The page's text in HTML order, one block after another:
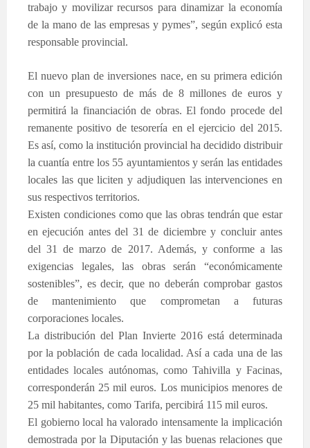
trabajo y movilizar recursos para dinamizar la economía
de la mano de las empresas y pymes”, según explicó esta
responsable provincial.
El nuevo plan de inversiones nace, en su primera edición
con un presupuesto de más de 8 millones de euros y
permitirá la financiación de obras. El fondo procede del
remanente positivo de tesorería en el ejercicio del 2015.
Es así, como la institución provincial ha decidido distribuir
la cuantía entre los 55 ayuntamientos y serán las entidades
locales las que liciten y adjudiquen las intervenciones en
sus respectivos territorios.
Existen condiciones como que las obras tendrán que estar
en ejecución antes del 31 de diciembre y concluir antes
del 31 de marzo de 2017. Además, y conforme a las
exigencias legales, las obras serán “económicamente
sostenibles”, es decir, que no deberán comprobar gastos
de mantenimiento que comprometan a futuras
corporaciones locales.
La distribución del Plan Invierte 2016 está determinada
por la población de cada localidad. Así a cada una de las
entidades locales autónomas, como Tahivilla y Facinas,
corresponderán 25 mil euros. Los municipios menores de
25 mil habitantes, como Tarifa, percibirá 115 mil euros.
El gobierno local ha valorado intensamente la implicación
demostrada por la Diputación y las buenas relaciones que